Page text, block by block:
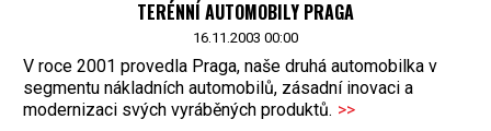
TERÉNNÍ AUTOMOBILY PRAGA
16.11.2003 00:00
V roce 2001 provedla Praga, naše druhá automobilka v
segmentu nákladních automobilů, zásadní inovaci a
modernizaci svých vyráběných produktů. >>